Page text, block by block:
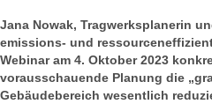
Jana Nowak, Tragwerksplanerin
emissions- und
Webinar am 4. Oktober 2023
vorausschauende Planung die
Gebäudebereich wesentlich